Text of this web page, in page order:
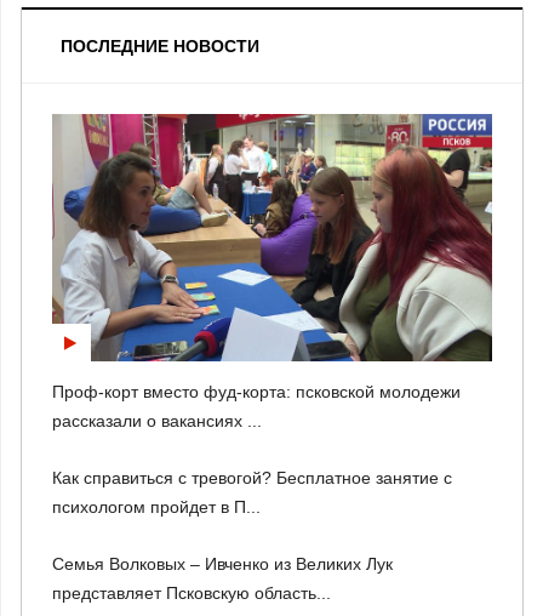
ПОСЛЕДНИЕ НОВОСТИ
Проф-корт вместо фуд-корта: псковской молодежи
рассказали о вакансиях ...
Как справиться с тревогой? Бесплатное занятие с
психологом пройдет в П...
Семья Волковых – Ивченко из Великих Лук
представляет Псковскую область...